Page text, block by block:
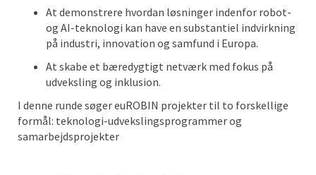
At demonstrere hvordan løsninger indenfor robot-
og AI-teknologi kan have en substantiel indvirkning
på industri, innovation og samfund i Europa.
At skabe et bæredygtigt netværk med fokus på
udveksling og inklusion.
I denne runde søger euROBIN projekter til to forskellige
formål: teknologi-udvekslingsprogrammer og
samarbejdsprojekter